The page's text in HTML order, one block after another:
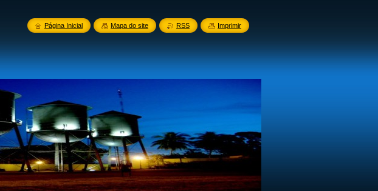
Página Inicial Mapa do site RSS Imprimir